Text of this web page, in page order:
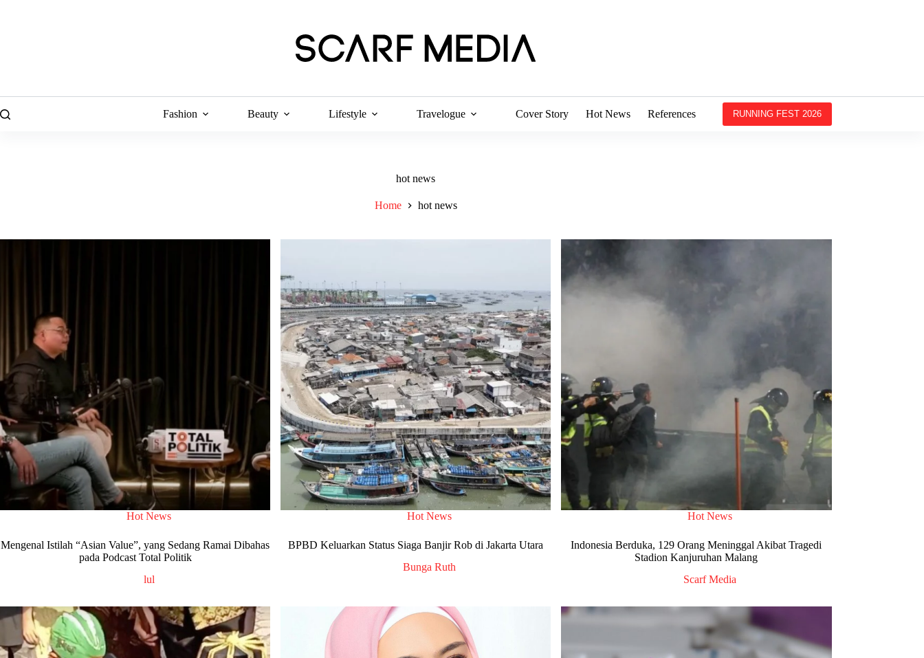
Fashion Beauty Lifestyle Travelogue Cover Story Hot News References RUNNING FEST 2026
hot news
Home hot news
Hot News
Mengenal Istilah “Asian Value”, yang Sedang Ramai Dibahas
pada Podcast Total Politik
lul
Hot News
BPBD Keluarkan Status Siaga Banjir Rob di Jakarta Utara
Bunga Ruth
Hot News
Indonesia Berduka, 129 Orang Meninggal Akibat Tragedi
Stadion Kanjuruhan Malang
Scarf Media